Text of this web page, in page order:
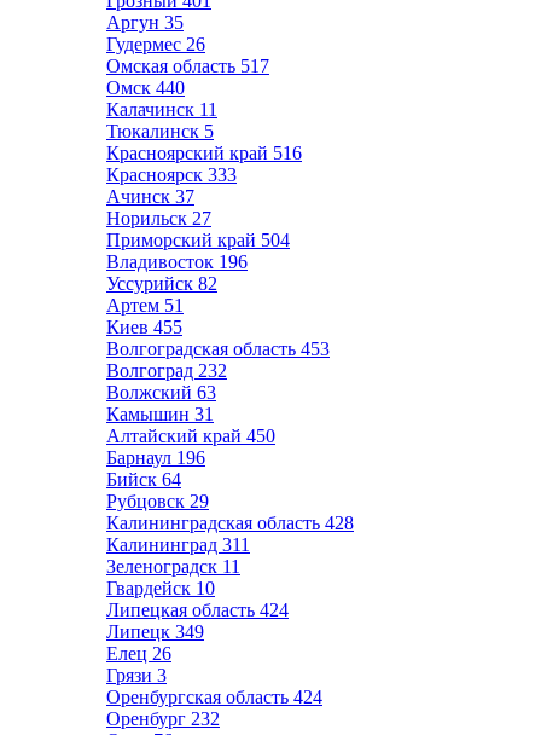
Аргун 35
Гудермес 26
Омская область 517
Омск 440
Калачинск 11
Тюкалинск 5
Красноярский край 516
Красноярск 333
Ачинск 37
Норильск 27
Приморский край 504
Владивосток 196
Уссурийск 82
Артем 51
Киев 455
Волгоградская область 453
Волгоград 232
Волжский 63
Камышин 31
Алтайский край 450
Барнаул 196
Бийск 64
Рубцовск 29
Калининградская область 428
Калининград 311
Зеленоградск 11
Гвардейск 10
Липецкая область 424
Липецк 349
Елец 26
Грязи 3
Оренбургская область 424
Оренбург 232